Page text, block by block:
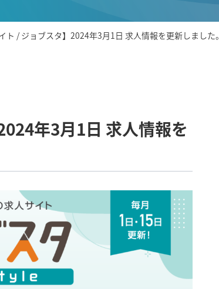
ト / ジョブスタ】2024年3月1日 求人情報を更新しました。
年3月1日 求人情報を